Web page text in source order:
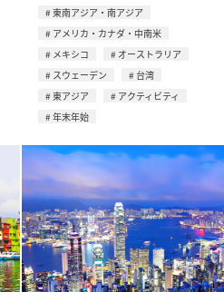
東南アジア・南アジア
アメリカ・カナダ・中南米
メキシコ
オーストラリア
スウェーデン
台湾
東アジア
アクティビティ
年末年始